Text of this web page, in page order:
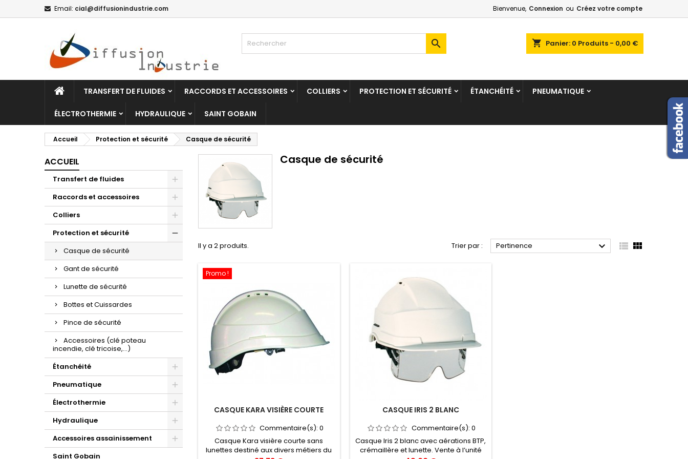
Email: cial@diffusionindustrie.com Bienvenue, Connexion ou Créez votre compte
shopping_cart Panier: 0 Produits - 0,00 €

TRANSFERT DE FLUIDES RACCORDS ET ACCESSOIRES COLLIERS PROTECTION ET SÉCURITÉ ÉTANCHÉITÉ PNEUMATIQUE
ÉLECTROTHERMIE HYDRAULIQUE SAINT GOBAIN
Accueil Protection et sécurité Casque de sécurité
ACCUEIL
Transfert de fluides
Raccords et accessoires
Colliers
Protection et sécurité
Casque de sécurité
Gant de sécurité
Lunette de sécurité
Bottes et Cuissardes
Pince de sécurité
Accessoires (clé poteau
incendie, clé tricoise,...)
Étanchéité
Pneumatique
Électrothermie
Hydraulique
Accessoires assainissement
Saint Gobain
Casque de sécurité
Il y a 2 produits. Trier par : Pertinence   
Promo !
CASQUE KARA VISIÈRE COURTE
Commentaire(s):0
Casque Kara visière courte sans
lunettes destiné aux divers métiers du
CASQUE IRIS 2 BLANC
Commentaire(s): 0
Casque Iris 2 blanc avec aérations BTP,
crémaillère et lunette. Vente à l’unité